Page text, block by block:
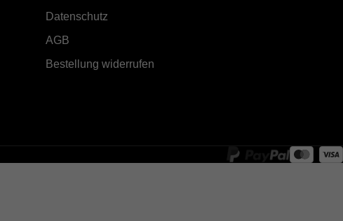
Datenschutz
AGB
Bestellung widerrufen